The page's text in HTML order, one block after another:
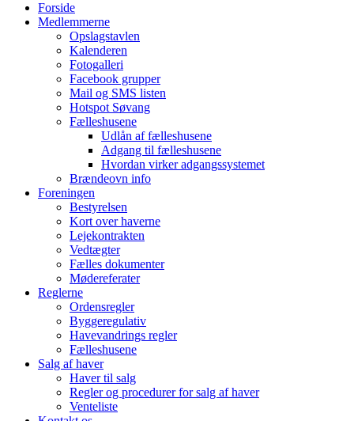
Forside
Medlemmerne
Opslagstavlen
Kalenderen
Fotogalleri
Facebook grupper
Mail og SMS listen
Hotspot Søvang
Fælleshusene
Udlån af fælleshusene
Adgang til fælleshusene
Hvordan virker adgangssystemet
Brændeovn info
Foreningen
Bestyrelsen
Kort over haverne
Lejekontrakten
Vedtægter
Fælles dokumenter
Mødereferater
Reglerne
Ordensregler
Byggeregulativ
Havevandrings regler
Fælleshusene
Salg af haver
Haver til salg
Regler og procedurer for salg af haver
Venteliste